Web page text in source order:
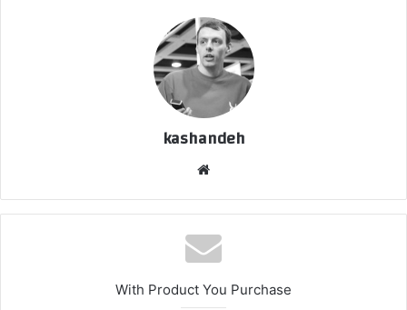
kashandeh
With Product You Purchase